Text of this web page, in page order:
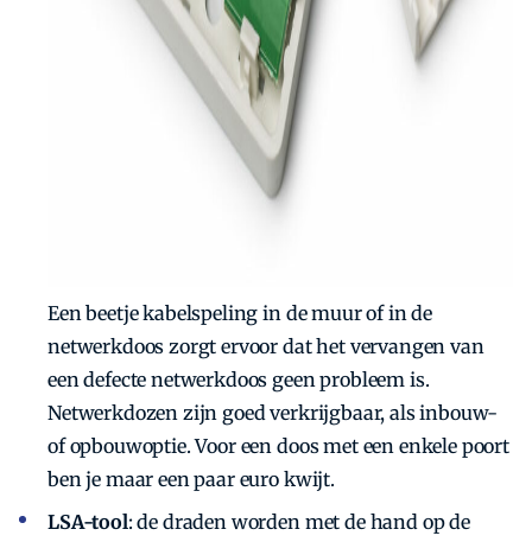
Een beetje kabelspeling in de muur of in de
netwerkdoos zorgt ervoor dat het vervangen van
een defecte netwerkdoos geen probleem is.
Netwerkdozen zijn goed verkrijgbaar, als inbouw-
of opbouwoptie. Voor een doos met een enkele poort
ben je maar een paar euro kwijt.
LSA-tool: de draden worden met de hand op de